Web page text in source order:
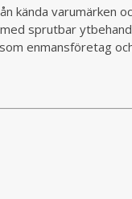
kända
sprutbar
enmansföretag